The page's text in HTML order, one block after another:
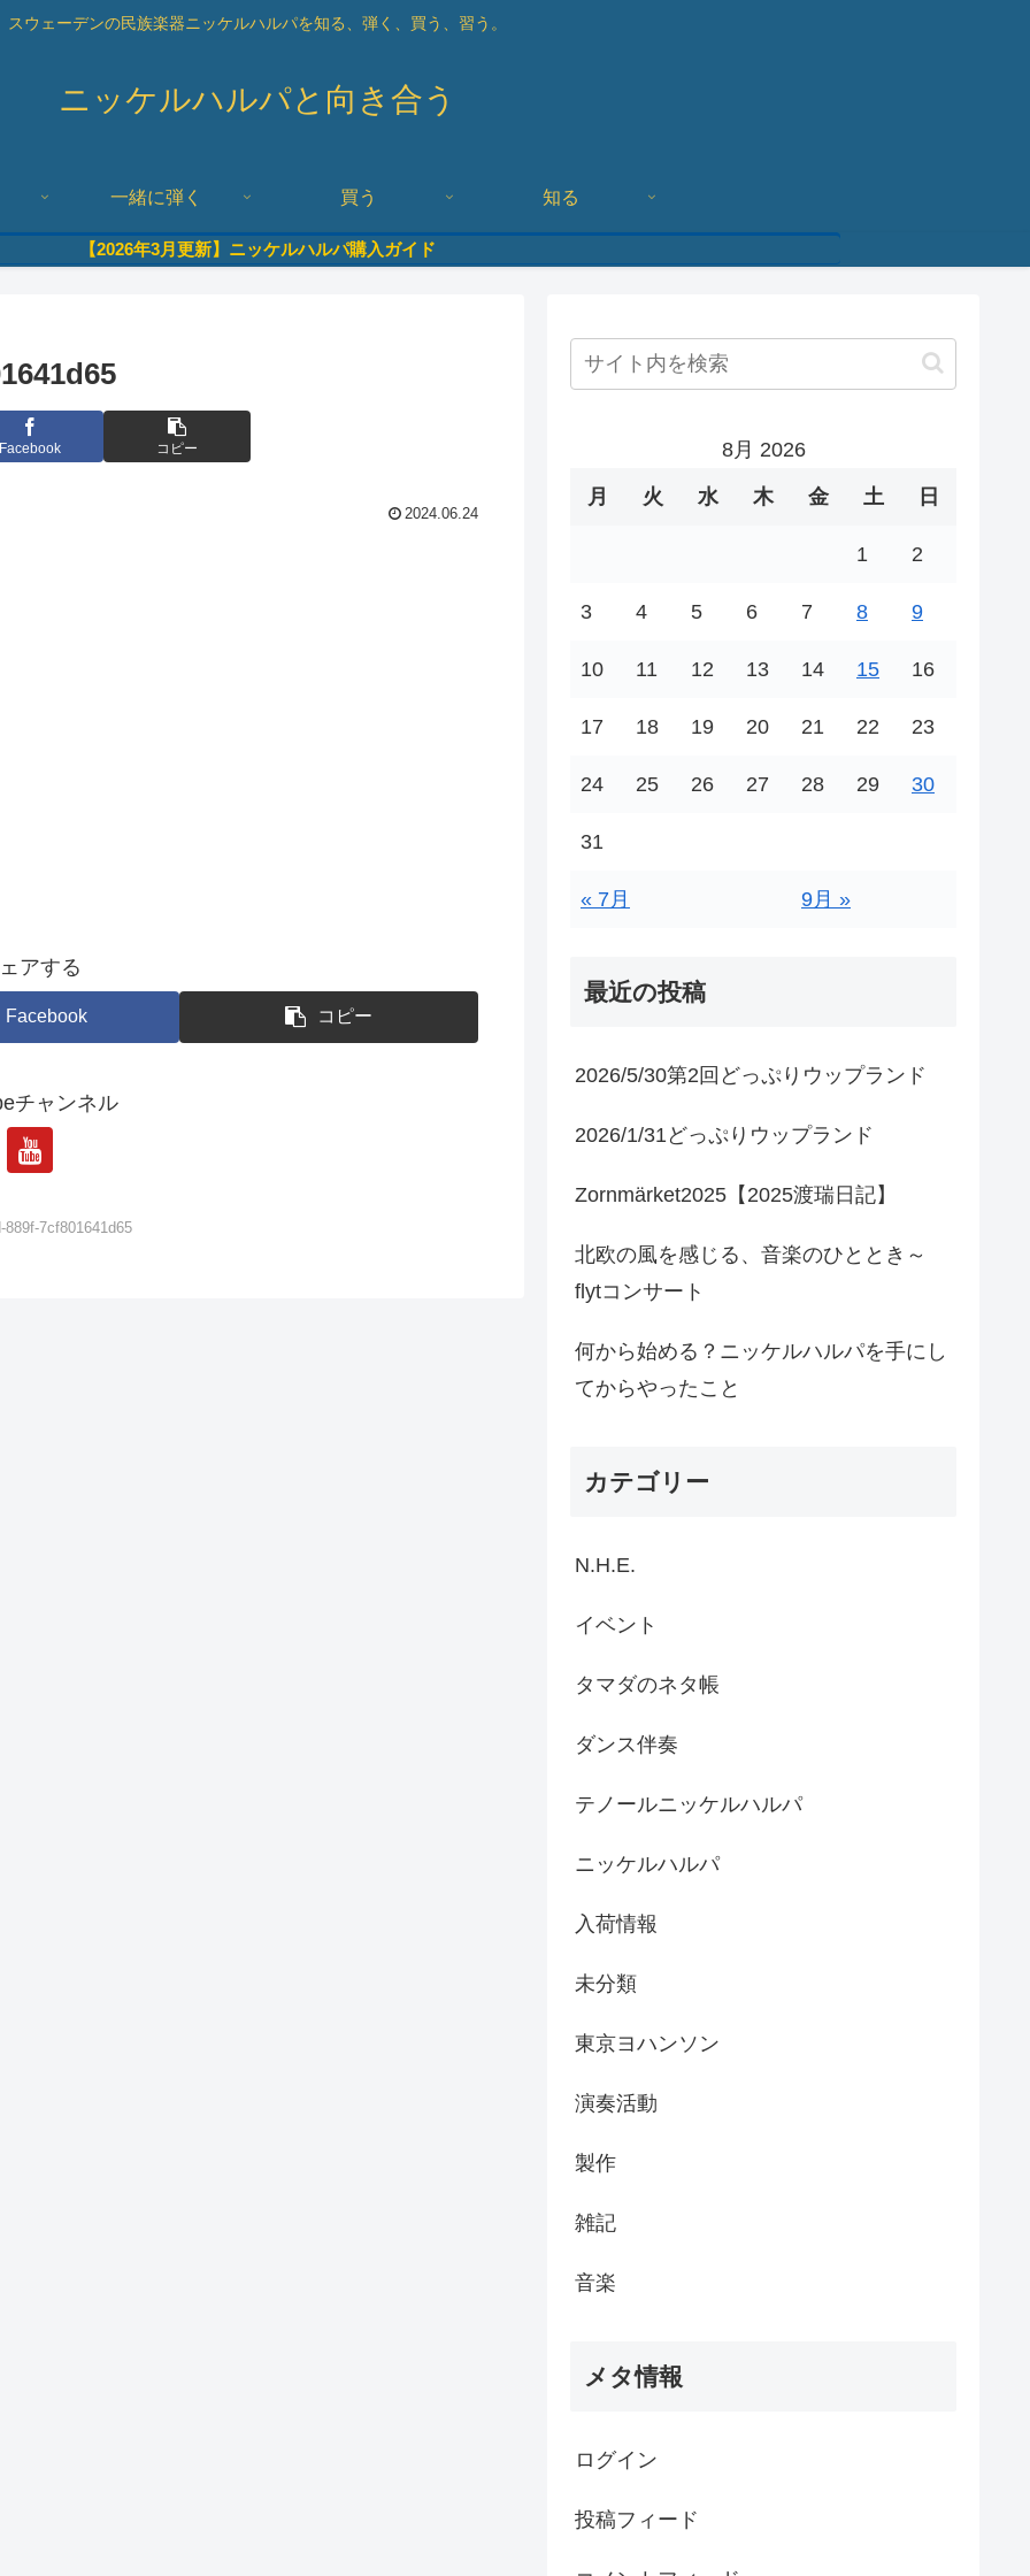
スウェーデンの民族楽器ニッケルハルパを知る、弾く、買う、習う。
ニッケルハルパと向き合う
一緒に弾く 買う 知る
【2026年3月更新】ニッケルハルパ購入ガイド
Facebook コピー
2024.06.24
アする
Facebook コピー
チャンネル
889f-7cf801641d65
8月 2026
月 火 水 木 金 土 日
1 2
3 4 5 6 7 8 9
10 11 12 13 14 15 16
17 18 19 20 21 22 23
24 25 26 27 28 29 30
31
« 7月 9月 »
最近の投稿
2026/5/30第2回どっぷりウップランド
2026/1/31どっぷりウップランド
Zornmärket2025【2025渡瑞日記】
北欧の風を感じる、音楽のひととき～
flytコンサート
何から始める？ニッケルハルパを手にし
てからやったこと
カテゴリー
N.H.E.
イベント
タマダのネタ帳
ダンス伴奏
テノールニッケルハルパ
ニッケルハルパ
入荷情報
未分類
東京ヨハンソン
演奏活動
製作
雑記
音楽
メタ情報
ログイン
投稿フィード